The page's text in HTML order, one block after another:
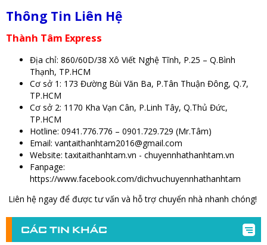
Thông Tin Liên Hệ
Thành Tâm Express
Địa chỉ: 860/60D/38 Xô Viết Nghệ Tĩnh, P.25 – Q.Bình
Thạnh, TP.HCM
Cơ sở 1: 173 Đường Bùi Văn Ba, P.Tân Thuận Đông, Q.7,
TP.HCM
Cơ sở 2: 1170 Kha Vạn Cân, P.Linh Tây, Q.Thủ Đức,
TP.HCM
Hotline: 0941.776.776 – 0901.729.729 (Mr.Tâm)
Email: vantaithanhtam2016@gmail.com
Website: taxitaithanhtam.vn - chuyennhathanhtam.vn
Fanpage:
https://www.facebook.com/dichvuchuyennhathanhtam
Liên hệ ngay để được tư vấn và hỗ trợ chuyển nhà nhanh chóng!
CÁC TIN KHÁC